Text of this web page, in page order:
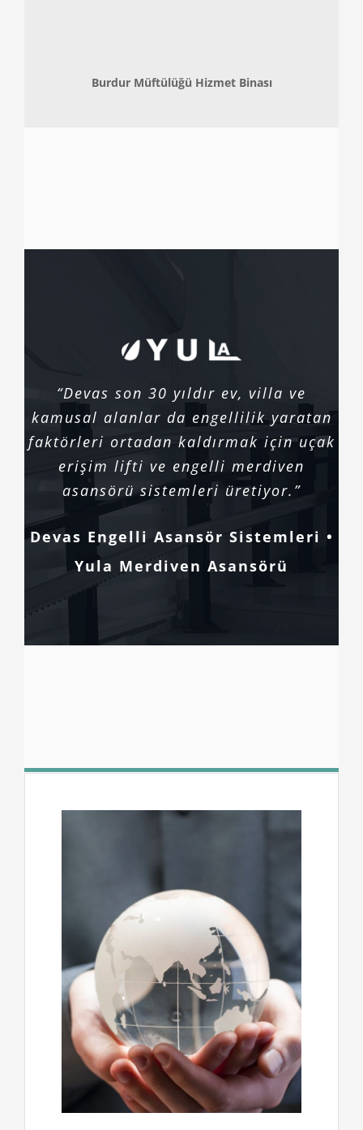
Burdur Müftülüğü Hizmet Binası
“Devas son 30 yıldır ev, villa ve
kamusal alanlar da engellilik yaratan
faktörleri ortadan kaldırmak için uçak
erişim lifti ve engelli merdiven
asansörü sistemleri üretiyor.”
Devas Engelli Asansör Sistemleri •
Yula Merdiven Asansörü